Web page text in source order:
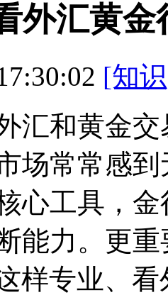
外汇黄
[知
汇和黄金
场常常感
心工具，
能力。更
样专业、